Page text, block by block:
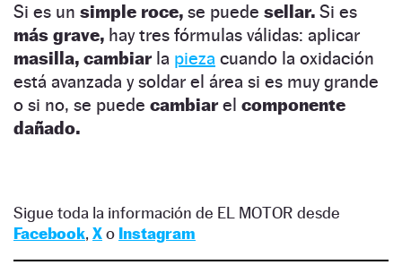
Si es un simple roce, se puede sellar. Si es
más grave, hay tres fórmulas válidas: aplicar
masilla, cambiar la pieza cuando la oxidación
está avanzada y soldar el área si es muy grande
o si no, se puede cambiarel componente
dañado.
Sigue toda la información de EL MOTOR desde
Facebook, Xo Instagram